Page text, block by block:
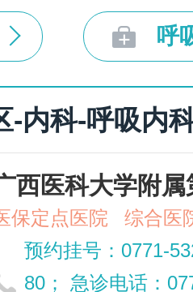
呼
-内科-呼吸内
西医科大学附
保定点医院
综合医
预约挂号：0771-
80； 急诊电话：